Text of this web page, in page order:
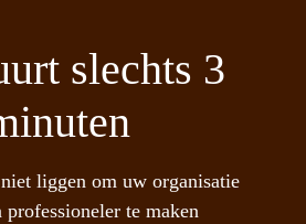
slechts 3
liggen om uw organisatie
professioneler te maken